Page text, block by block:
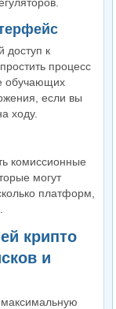
доступ к
процесс
обучающих
если вы
ходу.
комиссионные
могут
платформ,
крипто
и